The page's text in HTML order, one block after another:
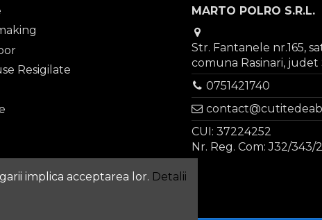
Resigilate
MARTO POLRO S.R.L.
Str. Fantanele nr.165,
comuna Rasinari, judet
0751421740
CUI: 37224252
Nr. Reg. Com: J32/343/
implica acceptarea lor. Detalii